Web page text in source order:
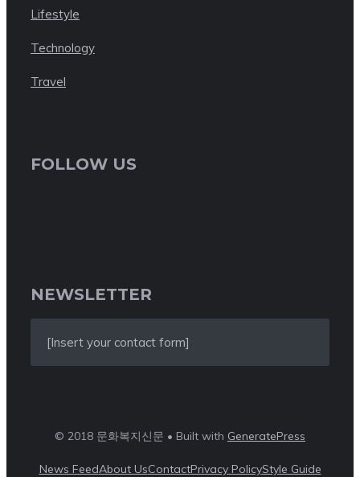
Lifestyle
Technology
Travel
FOLLOW US
NEWSLETTER
[Insert your contact form]
© 2018 문화복지신문 • Built with GeneratePress
News FeedAbout UsContactPrivacy PolicyStyle Guide